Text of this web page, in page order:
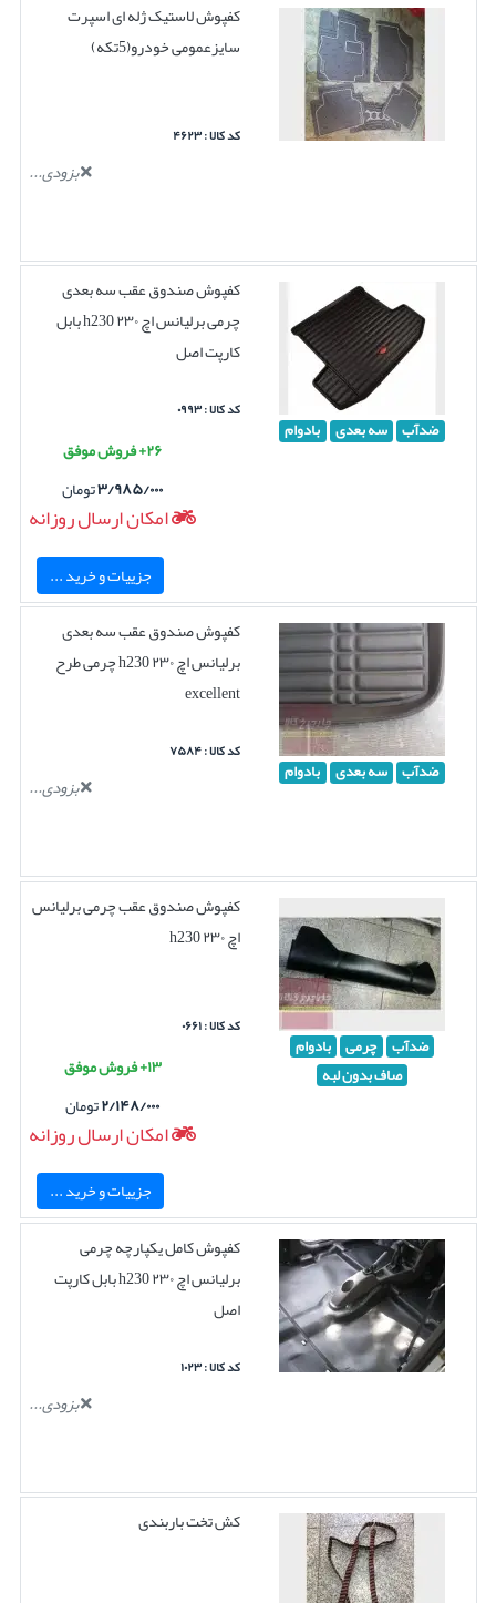
کفپوش لاستیک ژله ای اسپرت
سایزعمومی خودرو(5تکه)
کد کالا : ۴۶۲۳
بزودی...
ضدآب سه بعدی بادوام
کفپوش صندوق عقب سه بعدی
چرمی برلیانس اچ ۲۳۰ h230 بابل
کارپت اصل
کد کالا : ۰۹۹۳
۲۶+ فروش موفق
۳/۹۸۵/۰۰۰تومان
امکان ارسال روزانه
جزییات و خرید ...
ضدآب سه بعدی بادوام
کفپوش صندوق عقب سه بعدی
برلیانس اچ ۲۳۰ h230 چرمی طرح
excellent
کد کالا : ۷۵۸۴
بزودی...
ضدآب چرمی بادوام
صاف بدون لبه
کفپوش صندوق عقب چرمی برلیانس
اچ ۲۳۰ h230
کد کالا : ۰۶۶۱
۱۳+ فروش موفق
۲/۱۴۸/۰۰۰تومان
امکان ارسال روزانه
جزییات و خرید ...
کفپوش کامل یکپارچه چرمی
برلیانس اچ ۲۳۰ h230 بابل کارپت
اصل
کد کالا : ۱۰۲۳
بزودی...
کش تخت باربندی